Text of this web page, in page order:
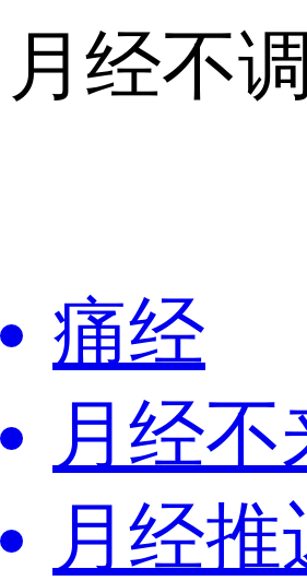
月经不调
痛经
月经不
月经推